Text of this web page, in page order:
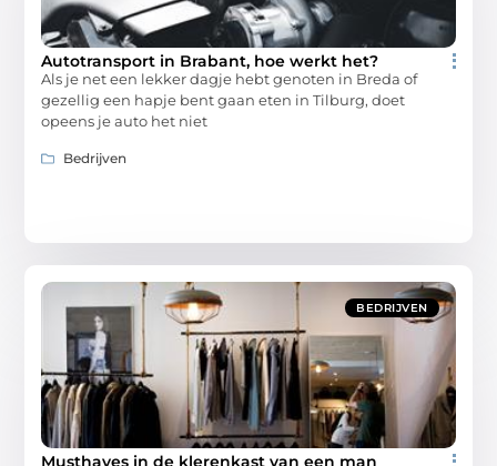
Autotransport in Brabant, hoe werkt het?
Als je net een lekker dagje hebt genoten in Breda of
gezellig een hapje bent gaan eten in Tilburg, doet
opeens je auto het niet
Bedrijven
BEDRIJVEN
Musthaves in de klerenkast van een man